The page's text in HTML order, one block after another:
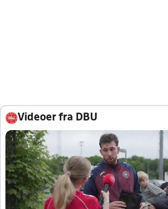
Videoer fra DBU